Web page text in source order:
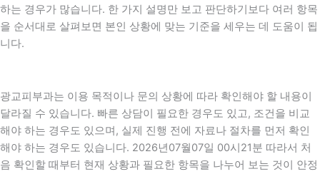
하는 경우가 많습니다. 한 가지 설명만 보고 판단하기보다 여러 항목
을 순서대로 살펴보면 본인 상황에 맞는 기준을 세우는 데 도움이 됩
니다.
광교피부과는 이용 목적이나 문의 상황에 따라 확인해야 할 내용이
달라질 수 있습니다. 빠른 상담이 필요한 경우도 있고, 조건을 비교
해야 하는 경우도 있으며, 실제 진행 전에 자료나 절차를 먼저 확인
해야 하는 경우도 있습니다. 2026년07월07일 00시21분 따라서 처
음 확인할 때부터 현재 상황과 필요한 항목을 나누어 보는 것이 안정